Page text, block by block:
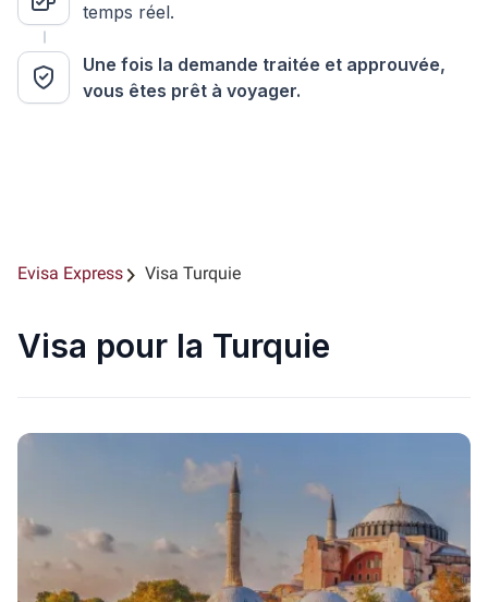
temps réel.
Une fois la demande traitée et approuvée,
vous êtes prêt à voyager.
Evisa Express Visa Turquie
Visa pour la Turquie